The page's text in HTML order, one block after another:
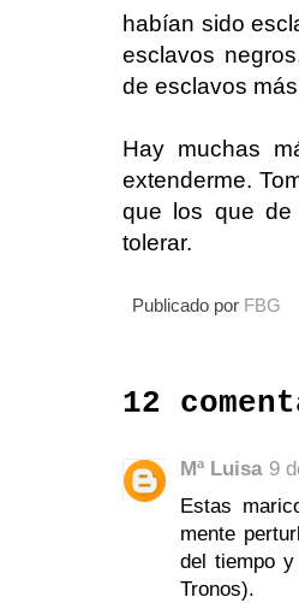
habían sido
esclavos
de esclavos
Hay muchas
extenderme.
que los que de
tolerar.
Publicado por FBG
12
Mª Luisa 9
Estas
mente
del tiempo
Tronos).